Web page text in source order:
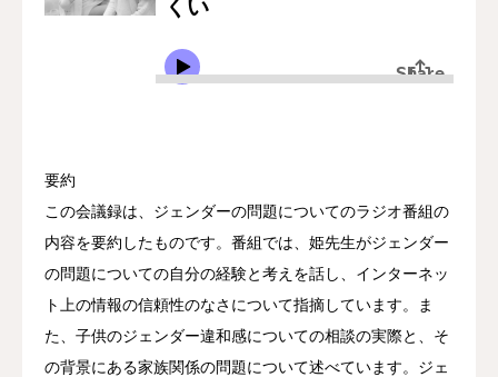
要約
この会議録は、ジェンダーの問題についてのラジオ番組の
内容を要約したものです。番組では、姫先生がジェンダー
の問題についての自分の経験と考えを話し、インターネッ
ト上の情報の信頼性のなさについて指摘しています。ま
た、子供のジェンダー違和感についての相談の実際と、そ
の背景にある家族関係の問題について述べています。ジェ